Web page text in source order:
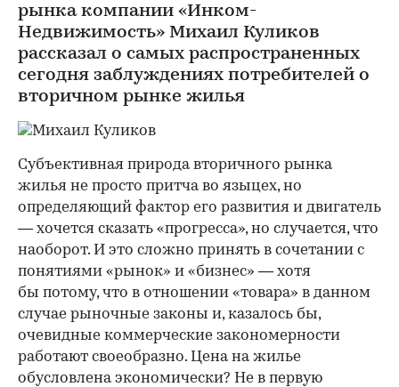
рынка компании «Инком-
Недвижимость» Михаил Куликов
рассказал о самых распространенных
сегодня заблуждениях потребителей о
вторичном рынке жилья
Субъективная природа вторичного рынка
жилья не просто притча во языцех, но
определяющий фактор его развития и двигатель
— хочется сказать «прогресса», но случается, что
наоборот. И это сложно принять в сочетании с
понятиями «рынок» и «бизнес» — хотя
бы потому, что в отношении «товара» в данном
случае рыночные законы и, казалось бы,
очевидные коммерческие закономерности
работают своеобразно. Цена на жилье
обусловлена экономически? Не в первую